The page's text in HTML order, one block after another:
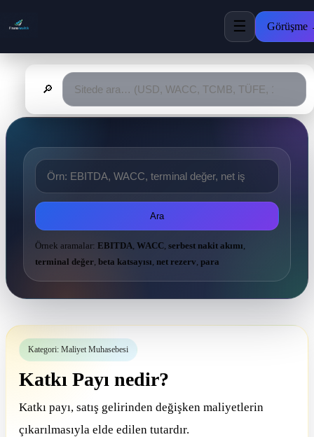
☰
🔎
Ara
Örnek aramalar: EBITDA, WACC, serbest nakit akımı,
terminal değer, beta katsayısı, net rezerv, para
Kategori: Maliyet Muhasebesi
Katkı Payı nedir?
Katkı payı, satış gelirinden değişken maliyetlerin
çıkarılmasıyla elde edilen tutardır.